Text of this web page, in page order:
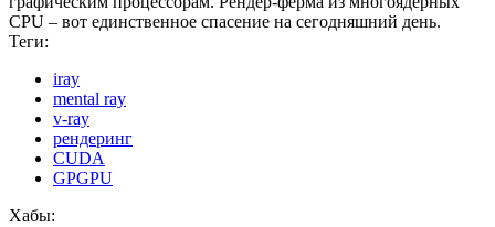
CPU – вот единственное спасение на сегодняшний день.
Теги:
iray
mental ray
v-ray
рендеринг
CUDA
GPGPU
Хабы: